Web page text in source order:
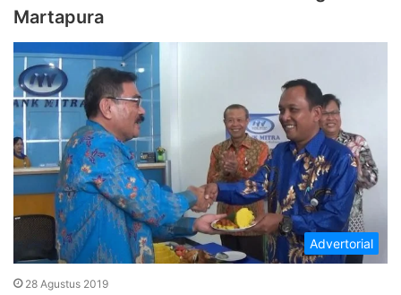
Martapura
Advertorial
28 Agustus 2019